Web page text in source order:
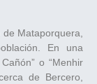
Mataporquera,
En una
o “Menhir
de Bercero,